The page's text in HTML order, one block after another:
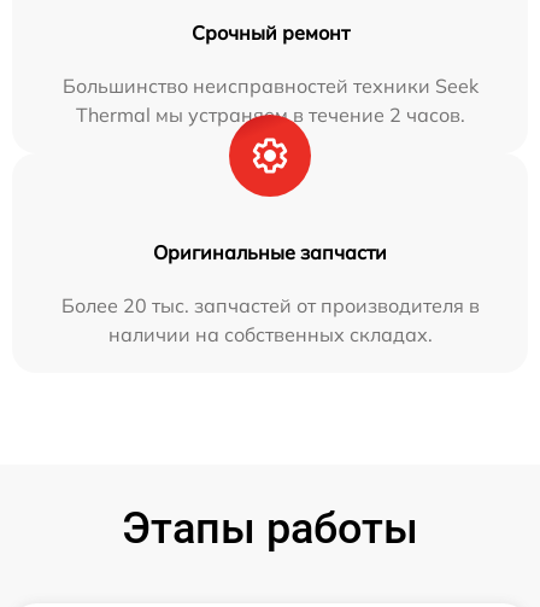
Срочный ремонт
Большинство неисправностей техники Seek
Thermal мы устраняем в течение 2 часов.
Оригинальные запчасти
Более 20 тыс. запчастей от производителя в
наличии на собственных складах.
Этапы работы